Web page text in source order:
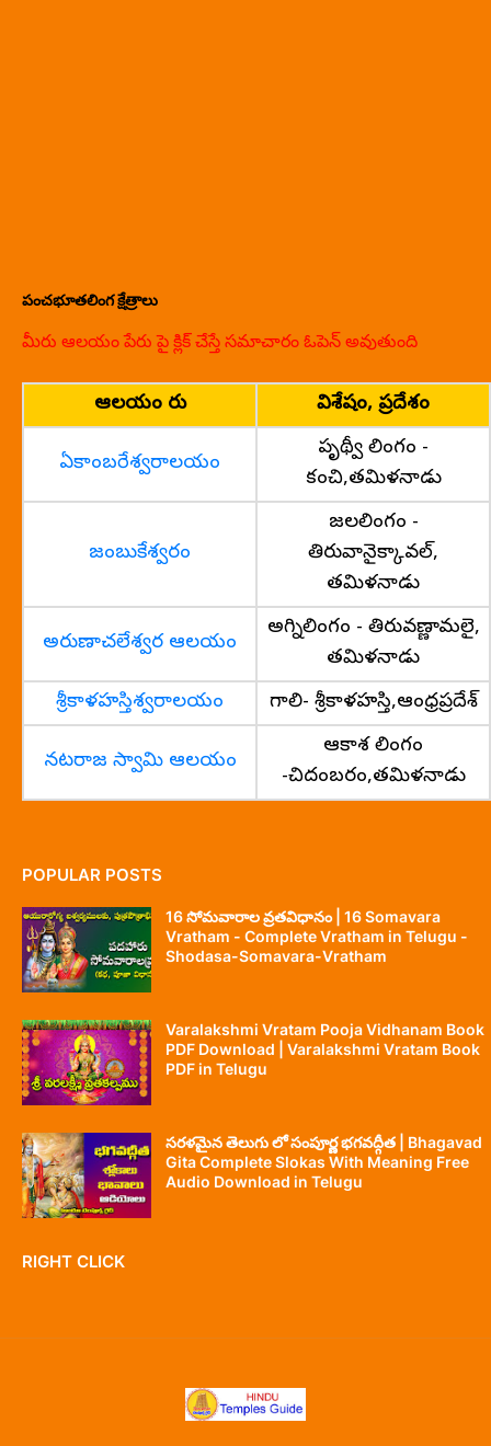
పంచభూతలింగ క్షేత్రాలు
మీరు ఆలయం పేరు పై క్లిక్ చేస్తే సమాచారం ఓపెన్ అవుతుంది
ఆలయం పేరు విశేషం, ప్రదేశం
ఏకాంబరేశ్వరాలయం
పృథ్వీ లింగం -
కంచి,తమిళనాడు
జంబుకేశ్వరం
జలలింగం -
తిరువానైక్కావల్,
తమిళనాడు
అరుణాచలేశ్వర ఆలయం
అగ్నిలింగం - తిరువణ్ణామలై,
తమిళనాడు
శ్రీకాళహస్తిశ్వరాలయం
గాలి- శ్రీకాళహస్తి,ఆంధ్రప్రదేశ్
నటరాజ స్వామి ఆలయం
ఆకాశ లింగం
-చిదంబరం,తమిళనాడు
POPULAR POSTS
16 సోమవారాల వ్రతవిధానం | 16 Somavara
Vratham - Complete Vratham in Telugu -
Shodasa-Somavara-Vratham
Varalakshmi Vratam Pooja Vidhanam Book
PDF Download | Varalakshmi Vratam Book
PDF in Telugu
సరళమైన తెలుగు లో సంపూర్ణ భగవద్గీత | Bhagavad
Gita Complete Slokas With Meaning Free
Audio Download in Telugu
RIGHT CLICK